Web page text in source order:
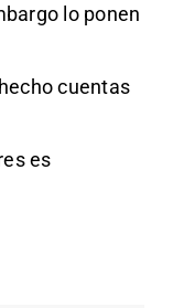
lo ponen
cuentas
es